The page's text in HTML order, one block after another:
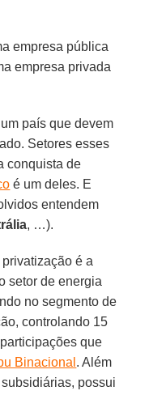
empresa pública
empresa privada
país que devem
Setores esses
conquista de
é um deles. E
entendem
, …).
é a
setor de energia
no segmento de
controlando 15
que
Binacional . Além
possui